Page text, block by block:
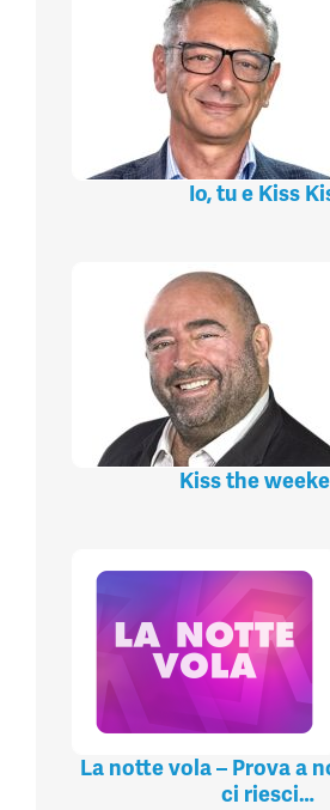
Io, tu e Kiss
Kiss the
La notte vola – Prova a
ci riesci…